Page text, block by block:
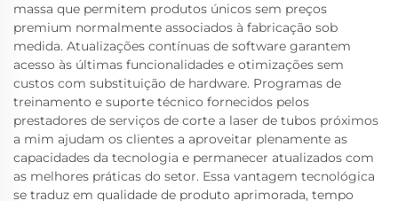
massa que permitem produtos únicos sem preços
premium normalmente associados à fabricação sob
medida. Atualizações contínuas de software garantem
acesso às últimas funcionalidades e otimizações sem
custos com substituição de hardware. Programas de
treinamento e suporte técnico fornecidos pelos
prestadores de serviços de corte a laser de tubos próximos
a mim ajudam os clientes a aproveitar plenamente as
capacidades da tecnologia e permanecer atualizados com
as melhores práticas do setor. Essa vantagem tecnológica
se traduz em qualidade de produto aprimorada, tempo